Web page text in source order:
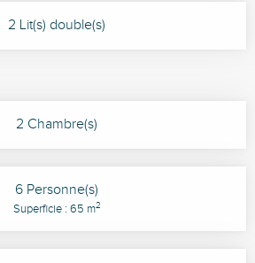
2 Lit(s) double(s)
2 Chambre(s)
6 Personne(s)
Superficie : 65 m2